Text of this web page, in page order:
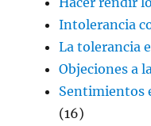
Intolerancia
La tolerancia
Objeciones a
Sentimientos
(16)